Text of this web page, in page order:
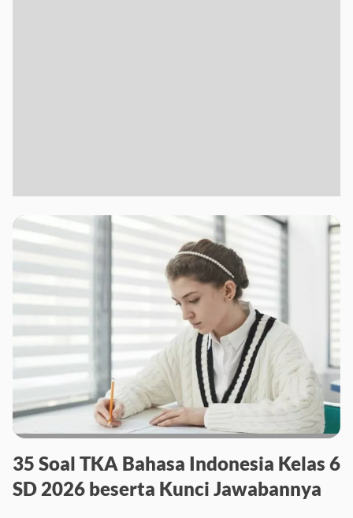
35 Soal TKA Bahasa Indonesia Kelas 6
SD 2026 beserta Kunci Jawabannya